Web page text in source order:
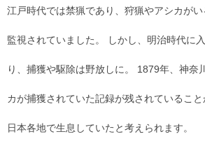
江戸時代では禁猟であり、狩猟やアシカが
監視されていました。 しかし、明治時代に
り、捕獲や駆除は野放しに。 1879年、神奈
カが捕獲されていた記録が残されているこ
日本各地で生息していたと考えられます。